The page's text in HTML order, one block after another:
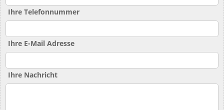
Ihre Telefonnummer
Ihre E-Mail Adresse
Ihre Nachricht